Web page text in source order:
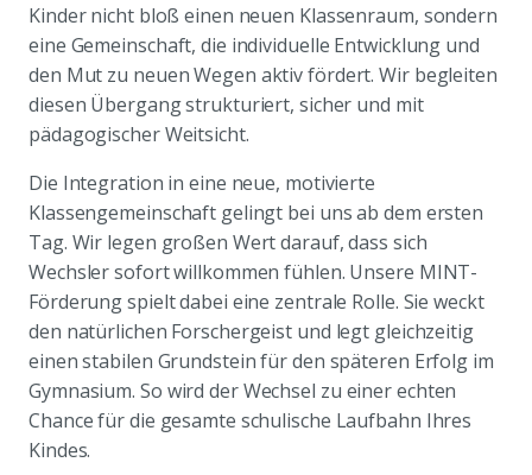
Kinder nicht bloß einen neuen Klassenraum, sondern
eine Gemeinschaft, die individuelle Entwicklung und
den Mut zu neuen Wegen aktiv fördert. Wir begleiten
diesen Übergang strukturiert, sicher und mit
pädagogischer Weitsicht.
Die Integration in eine neue, motivierte
Klassengemeinschaft gelingt bei uns ab dem ersten
Tag. Wir legen großen Wert darauf, dass sich
Wechsler sofort willkommen fühlen. Unsere MINT-
Förderung spielt dabei eine zentrale Rolle. Sie weckt
den natürlichen Forschergeist und legt gleichzeitig
einen stabilen Grundstein für den späteren Erfolg im
Gymnasium. So wird der Wechsel zu einer echten
Chance für die gesamte schulische Laufbahn Ihres
Kindes.